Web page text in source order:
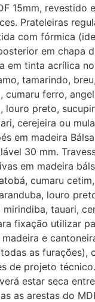
15mm, revestido
Prateleiras
com fórmica
em chapa
em tinta acrílica
tamarindo,
cumaru ferro,
louro preto,
cerejeira ou
em madeira
30 mm.
em madeira
cumaru
louro
mirindiba, tauari,
fixação utilizar
e
as furações),
de projeto técnico.
estar seca
as arestas do